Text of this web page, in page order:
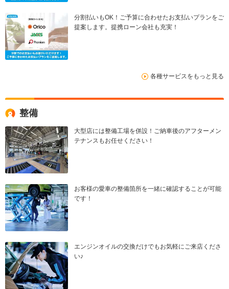
分割払いもOK！ご予算に合わせたお支払いプランをご
提案します。提携ローン会社も充実！
各種サービスをもっと見る
整備
大型店には整備工場を併設！ご納車後のアフターメン
テナンスもお任せください！
お客様の愛車の整備箇所を一緒に確認することが可能
です！
エンジンオイルの交換だけでもお気軽にご来店くださ
い♪